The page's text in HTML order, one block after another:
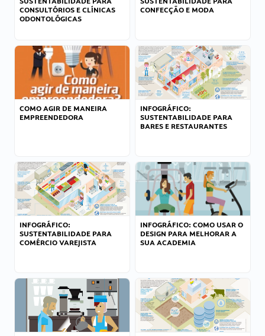
CONSULTÓRIOS E CLÍNICAS
ODONTOLÓGICAS
CONFECÇÃO E MODA
COMO AGIR DE MANEIRA
EMPREENDEDORA
INFOGRÁFICO:
SUSTENTABILIDADE PARA
BARES E RESTAURANTES
INFOGRÁFICO:
SUSTENTABILIDADE PARA
COMÉRCIO VAREJISTA
INFOGRÁFICO: COMO USAR O
DESIGN PARA MELHORAR A
SUA ACADEMIA